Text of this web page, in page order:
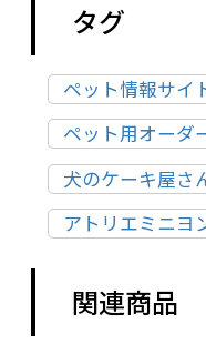
タグ
ペット情報サイ
ペット用オーダ
犬のケーキ屋さ
アトリエミニヨ
関連商品